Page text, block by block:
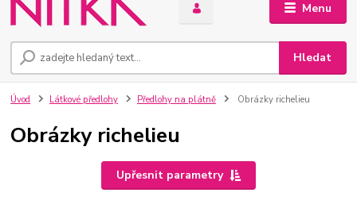
Menu
Hledat
Úvod Látkové předlohy Předlohy na plátně Obrázky richelieu
Obrázky richelieu
Upřesnit parametry